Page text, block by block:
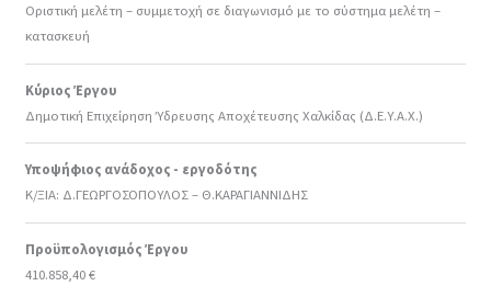
Οριστική μελέτη – συμμετοχή σε διαγωνισμό με το σύστημα μελέτη –
κατασκευή
Κύριος Έργου
Δημοτική Επιχείρηση Ύδρευσης Αποχέτευσης Χαλκίδας (Δ.Ε.Υ.Α.Χ.)
Υποψήφιος ανάδοχος - εργοδότης
Κ/ΞΙΑ: Δ.ΓΕΩΡΓΟΣΟΠΟΥΛΟΣ – Θ.ΚΑΡΑΓΙΑΝΝΙΔΗΣ
Προϋπολογισμός Έργου
410.858,40 €